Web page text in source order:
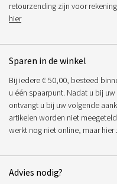
retourzending zijn voor
hier
Sparen in de winkel
Bij iedere € 50,00, besteed
u één spaarpunt. Nadat u bij
ontvangt u bij uw volgende
artikelen worden niet
werkt nog niet online, maar hier
Advies nodig?